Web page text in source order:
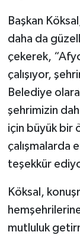
Başkan
daha da
çekerek,
çalışıyor,
Belediye
şehrimizin
için büyük bir
çalışmalarda
teşekkür
Köksal,
mutluluk